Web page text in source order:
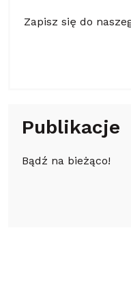
Zapisz się do
Publikacje
Bądź na bieżąco!